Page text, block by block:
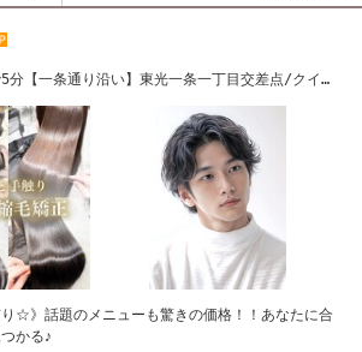
分【一条通り沿い】東光一条一丁目交差点/クイッ
り☆》話題のメニューも驚きの価格！！あなたに合
かる♪